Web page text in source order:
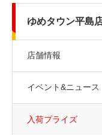
ゆめタウン平島
店舗情報
イベント&ニュース
入荷プライズ